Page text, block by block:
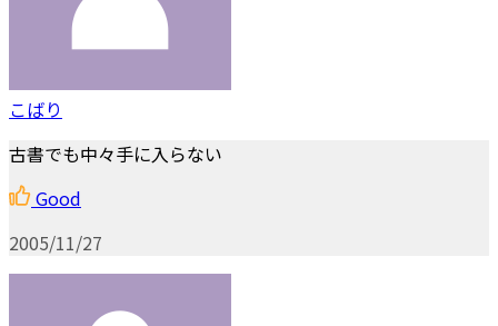
こばり
古書でも中々手に入らない
Good
2005/11/27